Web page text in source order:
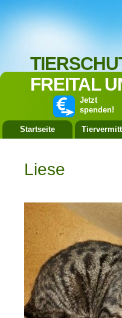
FREITAL
Jetzt
spenden!
Startseite
Liese